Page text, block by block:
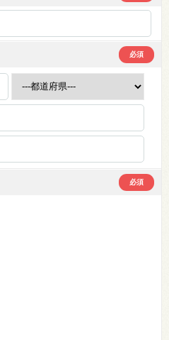
必須
必須